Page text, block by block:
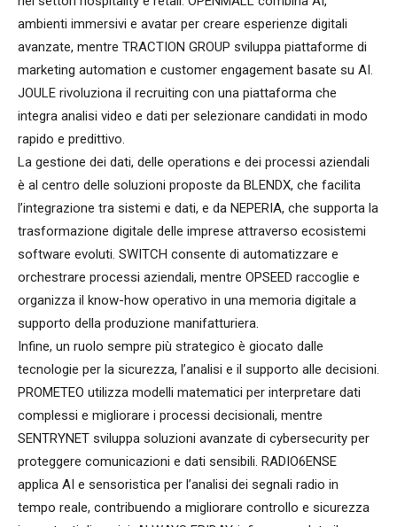
ambienti immersivi e avatar per creare esperienze digitali
avanzate, mentre TRACTION GROUP sviluppa piattaforme di
marketing automation e customer engagement basate su AI.
JOULE rivoluziona il recruiting con una piattaforma che
integra analisi video e dati per selezionare candidati in modo
rapido e predittivo.
La gestione dei dati, delle operations e dei processi aziendali
è al centro delle soluzioni proposte da BLENDX, che facilita
l’integrazione tra sistemi e dati, e da NEPERIA, che supporta la
trasformazione digitale delle imprese attraverso ecosistemi
software evoluti. SWITCH consente di automatizzare e
orchestrare processi aziendali, mentre OPSEED raccoglie e
organizza il know-how operativo in una memoria digitale a
supporto della produzione manifatturiera.
Infine, un ruolo sempre più strategico è giocato dalle
tecnologie per la sicurezza, l’analisi e il supporto alle decisioni.
PROMETEO utilizza modelli matematici per interpretare dati
complessi e migliorare i processi decisionali, mentre
SENTRYNET sviluppa soluzioni avanzate di cybersecurity per
proteggere comunicazioni e dati sensibili. RADIO6ENSE
applica AI e sensoristica per l’analisi dei segnali radio in
tempo reale, contribuendo a migliorare controllo e sicurezza